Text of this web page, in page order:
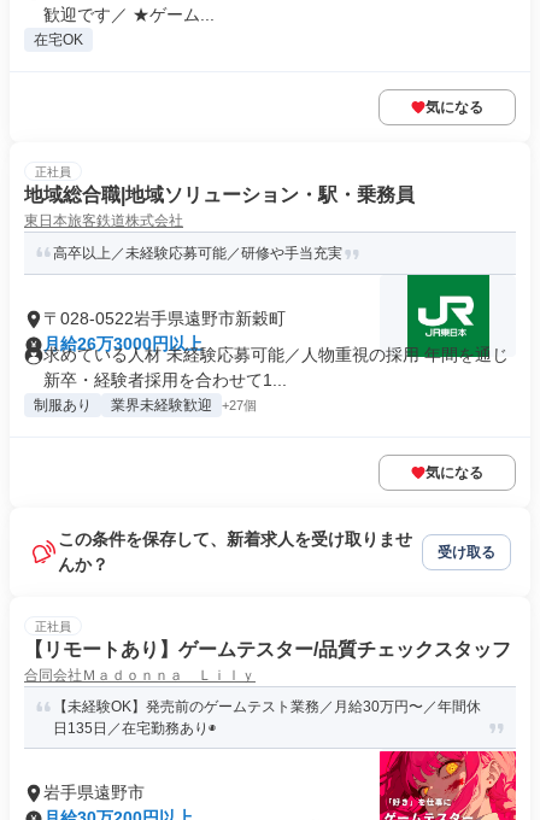
歓迎です／ ★ゲーム...
在宅OK
気になる
正社員
地域総合職|地域ソリューション・駅・乗務員
東日本旅客鉄道株式会社
高卒以上／未経験応募可能／研修や手当充実
〒028-0522岩手県遠野市新穀町
月給26万3000円以上
求めている人材 未経験応募可能／人物重視の採用 年間を通じ
新卒・経験者採用を合わせて1...
制服あり 業界未経験歓迎 +27個
気になる
この条件を保存して、新着求人を受け取りませ
んか？
受け取る
正社員
【リモートあり】ゲームテスター/品質チェックスタッフ
合同会社Ｍａｄｏｎｎａ Ｌｉｌｙ
【未経験OK】発売前のゲームテスト業務／月給30万円〜／年間休
日135日／在宅勤務あり◉
岩手県遠野市